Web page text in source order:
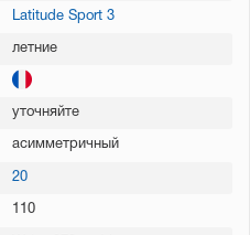
Latitude Sport 3
летние
уточняйте
асимметричный
20
110